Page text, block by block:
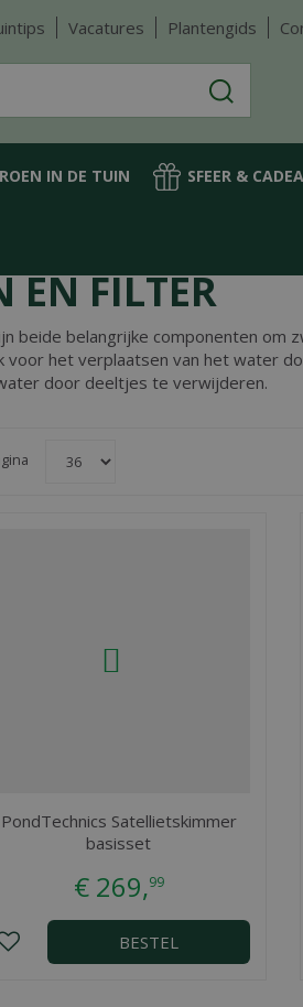
Vacatures Plantengids
IN DE TUIN SFEER &
EN FILTER
beide belangrijke componenten om
voor het verplaatsen van het water
door deeltjes te verwijderen.
PondTechnics Satellietskimmer
basisset
€ 269,99
BESTEL